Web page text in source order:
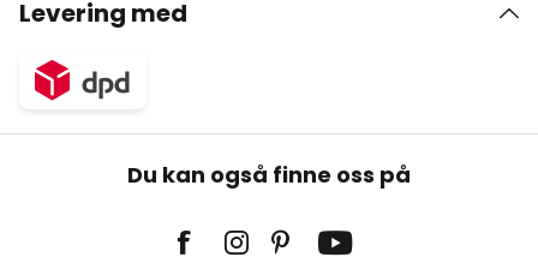
Levering med
Du kan også finne oss på